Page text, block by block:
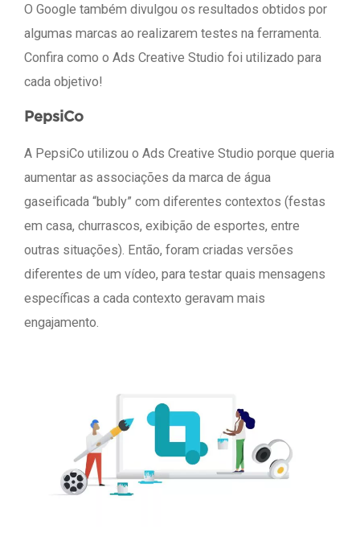
O Google também divulgou os resultados obtidos por
algumas marcas ao realizarem testes na ferramenta.
Confira como o Ads Creative Studio foi utilizado para
cada objetivo!
PepsiCo
A PepsiCo utilizou o Ads Creative Studio porque queria
aumentar as associações da marca de água
gaseificada “bubly” com diferentes contextos (festas
em casa, churrascos, exibição de esportes, entre
outras situações). Então, foram criadas versões
diferentes de um vídeo, para testar quais mensagens
específicas a cada contexto geravam mais
engajamento.